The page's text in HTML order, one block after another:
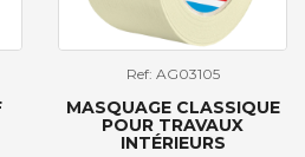
Ref: AG03105
MASQUAGE CLASSIQUE
POUR TRAVAUX
INTÉRIEURS